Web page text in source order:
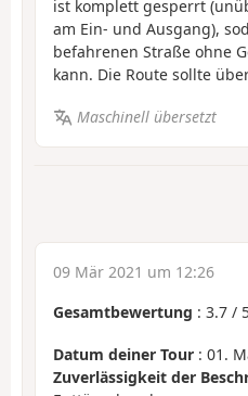
ist komplett gesperrt
am Ein- und Ausgang),
befahrenen Straße ohne
kann. Die Route sollte
Maschinell übersetzt
09 Mär 2021 um 12:26
Gesamtbewertung : 3.7 /
Datum deiner Tour : 01.
Zuverlässigkeit der